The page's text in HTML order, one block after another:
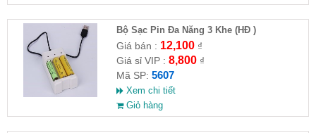
Bộ Sạc Pin Đa Năng 3 Khe (HĐ )
Giá bán : 12,100₫
Giá sỉ VIP : 8,800₫
Mã SP: 5607
Xem chi tiết
Giỏ hàng